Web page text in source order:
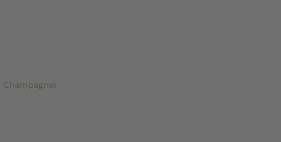
Champagner